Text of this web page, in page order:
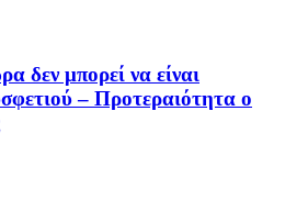
δεν μπορεί να είναι
– Προτεραιότητα ο